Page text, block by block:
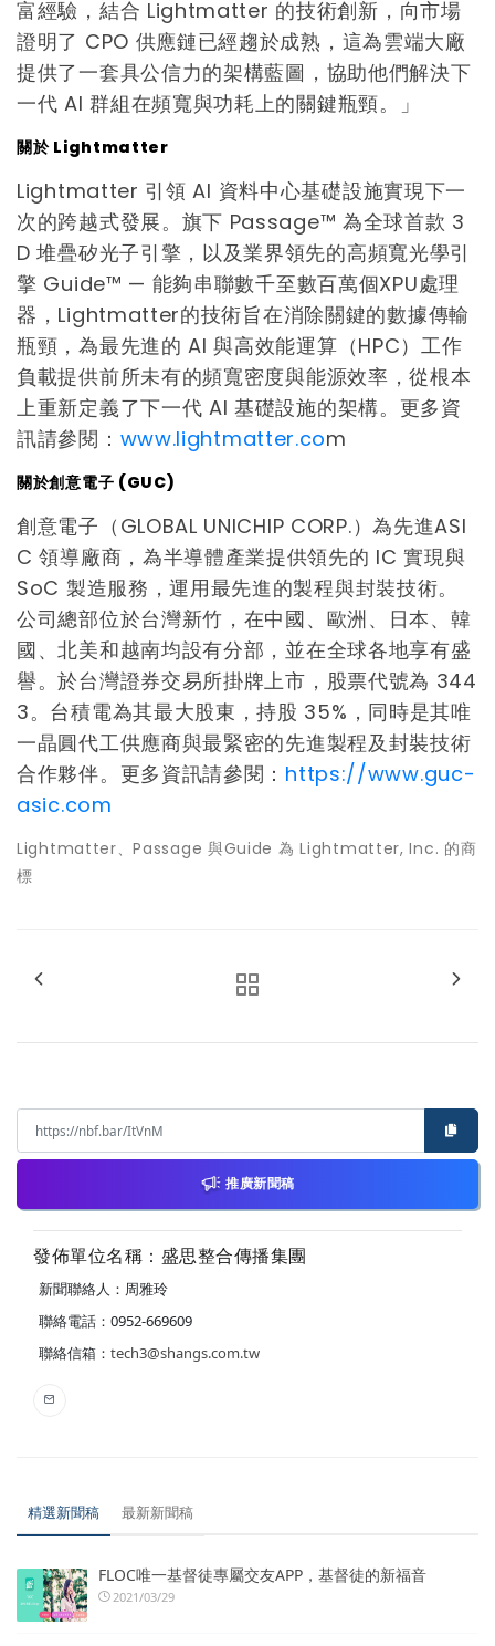
富經驗，結合 Lightmatter 的技術創新，向市場
證明了 CPO 供應鏈已經趨於成熟，這為雲端大廠
提供了一套具公信力的架構藍圖，協助他們解決下
一代 AI 群組在頻寬與功耗上的關鍵瓶頸。」
關於Lightmatter
Lightmatter 引領 AI 資料中心基礎設施實現下一
次的跨越式發展。旗下 Passage™ 為全球首款 3
D 堆疊矽光子引擎，以及業界領先的高頻寬光學引
擎 Guide™ — 能夠串聯數千至數百萬個XPU處理
器，Lightmatter的技術旨在消除關鍵的數據傳輸
瓶頸，為最先進的 AI 與高效能運算（HPC）工作
負載提供前所未有的頻寬密度與能源效率，從根本
上重新定義了下一代 AI 基礎設施的架構。更多資
訊請參閱： www.lightmatter.com
關於創意電子 (GUC)
創意電子（GLOBAL UNICHIP CORP.）為先進ASI
C 領導廠商，為半導體產業提供領先的 IC 實現與
SoC 製造服務，運用最先進的製程與封裝技術。
公司總部位於台灣新竹，在中國、歐洲、日本、韓
國、北美和越南均設有分部，並在全球各地享有盛
譽。於台灣證券交易所掛牌上市，股票代號為 344
3。台積電為其最大股東，持股 35%，同時是其唯
一晶圓代工供應商與最緊密的先進製程及封裝技術
合作夥伴。更多資訊請參閱： https://www.guc-
asic.com
Lightmatter、Passage 與Guide 為 Lightmatter, Inc. 的商
標
推廣新聞稿
發佈單位名稱：盛思整合傳播集團
新聞聯絡人：周雅玲
聯絡電話：0952-669609
聯絡信箱： tech3@shangs.com.tw
精選新聞稿 最新新聞稿
FLOC唯一基督徒專屬交友APP，基督徒的新福音
2021/03/29